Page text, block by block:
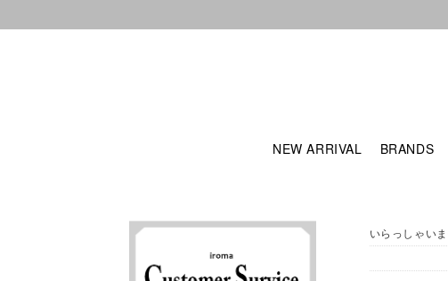
NEW ARRIVAL BRANDS
いらっしゃい